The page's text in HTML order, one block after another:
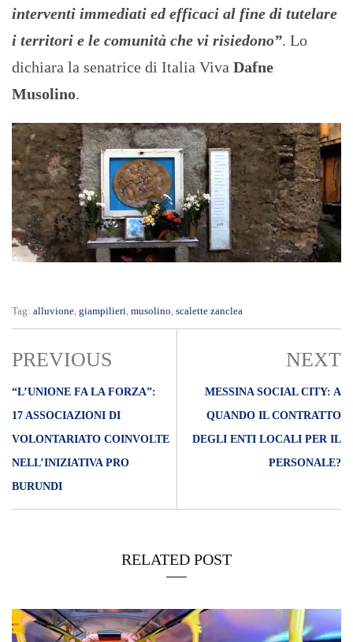
interventi immediati ed efficaci al fine di tutelare
i territori e le comunità che vi risiedono”. Lo
dichiara la senatrice di Italia Viva Dafne
Musolino.
Tag: alluvione, giampilieri, musolino, scalette zanclea
PREVIOUS
“L’UNIONE FA LA FORZA”:
17 ASSOCIAZIONI DI
VOLONTARIATO COINVOLTE
NELL’INIZIATIVA PRO
BURUNDI
NEXT
MESSINA SOCIAL CITY: A
QUANDO IL CONTRATTO
DEGLI ENTI LOCALI PER IL
PERSONALE?
RELATED POST